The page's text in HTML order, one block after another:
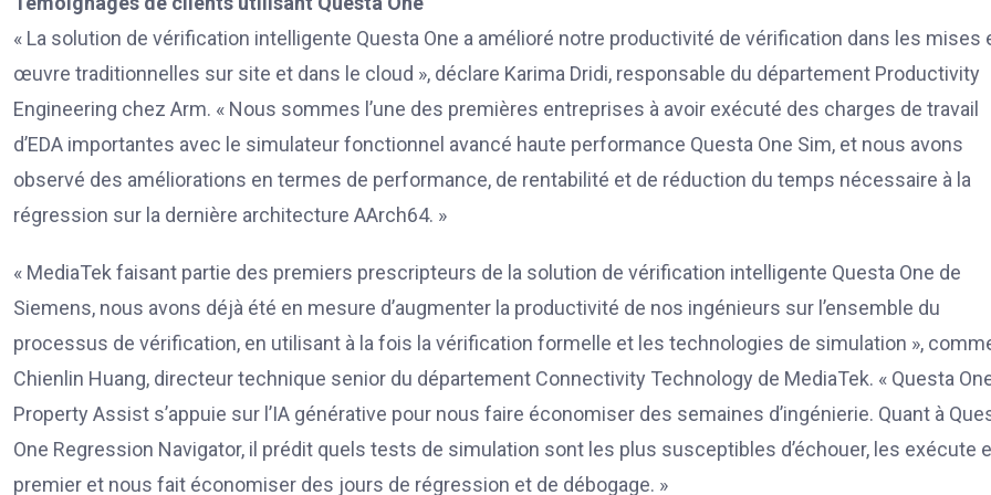
« La solution de vérification intelligente Questa One a amélioré notre productivité de vérification dans les mises
œuvre traditionnelles sur site et dans le cloud », déclare Karima Dridi, responsable du département Productivity
Engineering chez Arm. « Nous sommes l’une des premières entreprises à avoir exécuté des charges de travail
d’EDA importantes avec le simulateur fonctionnel avancé haute performance Questa One Sim, et nous avons
observé des améliorations en termes de performance, de rentabilité et de réduction du temps nécessaire à la
régression sur la dernière architecture AArch64. »
« MediaTek faisant partie des premiers prescripteurs de la solution de vérification intelligente Questa One de
Siemens, nous avons déjà été en mesure d’augmenter la productivité de nos ingénieurs sur l’ensemble du
processus de vérification, en utilisant à la fois la vérification formelle et les technologies de simulation »,
Chienlin Huang, directeur technique senior du département Connectivity Technology de MediaTek. « Questa
Property Assist s’appuie sur l’IA générative pour nous faire économiser des semaines d’ingénierie. Quant à
One Regression Navigator, il prédit quels tests de simulation sont les plus susceptibles d’échouer, les exécute
premier et nous fait économiser des jours de régression et de débogage. »